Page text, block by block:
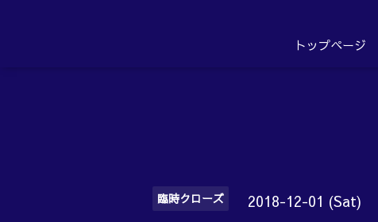
トップページ
臨時クローズ 2018-12-01 (Sat)